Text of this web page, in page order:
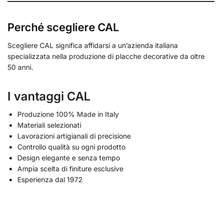
Perché scegliere CAL
Scegliere CAL significa affidarsi a un’azienda italiana
specializzata nella produzione di placche decorative da oltre
50 anni.
I vantaggi CAL
Produzione 100% Made in Italy
Materiali selezionati
Lavorazioni artigianali di precisione
Controllo qualità su ogni prodotto
Design elegante e senza tempo
Ampia scelta di finiture esclusive
Esperienza dal 1972